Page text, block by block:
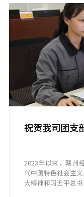
祝贺我司团支
2023年以来，赣州
代中国特色社会主
大精神和习近平总